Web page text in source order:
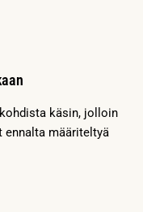
käsin, jolloin
määriteltyä